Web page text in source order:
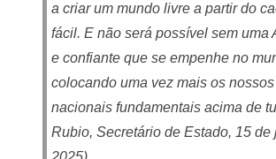
a criar um mundo livre a partir do
fácil. E não será possível sem uma
e confiante que se empenhe no
colocando uma vez mais os
nacionais fundamentais acima de
Rubio, Secretário de Estado, 15 de